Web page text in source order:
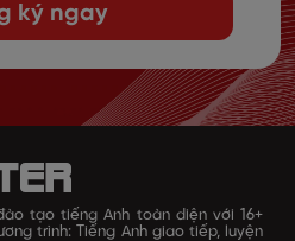
ký ngay
tạo tiếng Anh toàn diện với 16+
trình: Tiếng Anh giao tiếp, luyện